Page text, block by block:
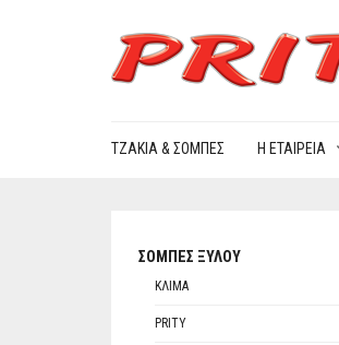
ΤΖΆΚΙΑ & ΣΌΜΠΕΣ Η ΕΤΑΙΡΕΊΑ
ΣΌΜΠΕΣ ΞΎΛΟΥ
ΚΛΊΜΑ
PRITY